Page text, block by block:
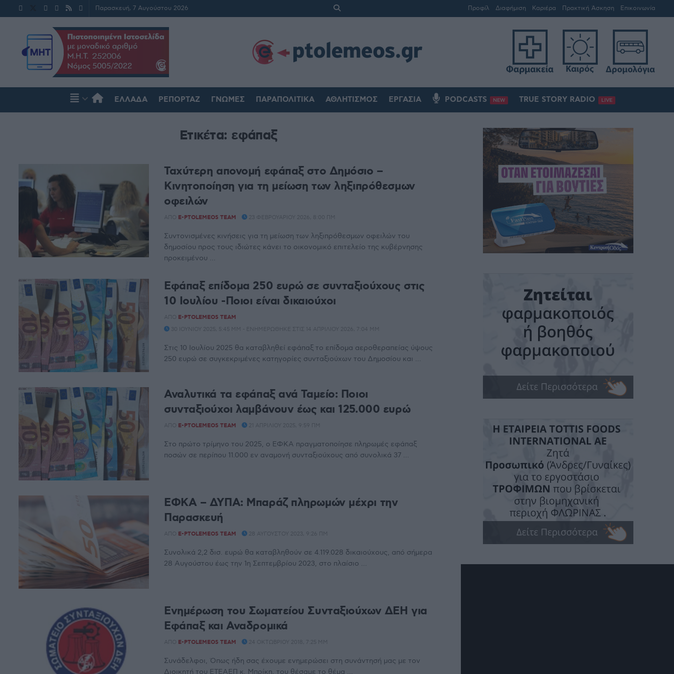
Παρασκευή, 7 Αυγούστου 2026 Προφίλ Διαφήμιση Καριέρα Πρακτική Άσκηση Επικοινωνία
ΕΛΛΆΔΑ ΡΕΠΟΡΤΆΖ ΓΝΏΜΕΣ ΠΑΡΑΠΟΛΙΤΙΚΆ ΑΘΛΗΤΙΣΜΌΣ ΕΡΓΑΣΊΑ PODCASTS NEW TRUE STORY RADIO LIVE
Ετικέτα: εφάπαξ
Ταχύτερη απονομή εφάπαξ στο Δημόσιο –
Κινητοποίηση για τη μείωση των ληξιπρόθεσμων
οφειλών
ΑΠΌ E-PTOLEMEOS TEAM 23 ΦΕΒΡΟΥΑΡΊΟΥ 2026, 8:00 ΠΜ
Συντονισμένες κινήσεις για τη μείωση των ληξιπρόθεσμων οφειλών του
δημοσίου προς τους ιδιώτες κάνει το οικονομικό επιτελείο της κυβέρνησης
προκειμένου ...
Εφάπαξ επίδομα 250 ευρώ σε συνταξιούχους στις
10 Ιουλίου -Ποιοι είναι δικαιούχοι
ΑΠΌ E-PTOLEMEOS TEAM
30 ΙΟΥΝΊΟΥ 2025, 5:45 ΜΜ - ΕΝΗΜΕΡΏΘΗΚΕ ΣΤΙΣ 14 ΑΠΡΙΛΊΟΥ 2026, 7:04 ΜΜ
Στις 10 Ιουλίου 2025 θα καταβληθεί εφάπαξ το επίδομα αεροθεραπείας ύψους
250 ευρώ σε συγκεκριμένες κατηγορίες συνταξιούχων του Δημοσίου και ...
Αναλυτικά τα εφάπαξ ανά Ταμείο: Ποιοι
συνταξιούχοι λαμβάνουν έως και 125.000 ευρώ​
ΑΠΌ E-PTOLEMEOS TEAM 21 ΑΠΡΙΛΊΟΥ 2025, 9:59 ΠΜ
Στο πρώτο τρίμηνο του 2025, ο ΕΦΚΑ πραγματοποίησε πληρωμές εφάπαξ
ποσών σε περίπου 11.000 εν αναμονή συνταξιούχους από συνολικά 37 ...
ΕΦΚΑ – ΔΥΠΑ: Μπαράζ πληρωμών μέχρι την
Παρασκευή
ΑΠΌ E-PTOLEMEOS TEAM 28 ΑΥΓΟΎΣΤΟΥ 2023, 9:26 ΠΜ
Συνολικά 2,2 δισ. ευρώ θα καταβληθούν σε 4.119.028 δικαιούχους, από σήμερα
28 Αυγούστου έως την 1η Σεπτεμβρίου 2023, στο πλαίσιο ...
Ενημέρωση του Σωματείου Συνταξιούχων ΔΕΗ για
Εφάπαξ και Αναδρομικά
ΑΠΌ E-PTOLEMEOS TEAM 24 ΟΚΤΩΒΡΊΟΥ 2018, 7:25 ΜΜ
Συνάδελφοι, Όπως ήδη σας έχουμε ενημερώσει στη συνάντησή μας με τον
Διοικητή του ΕΤΕΑΕΠ κ. Μπρίκη, του θέσαμε το θέμα ...